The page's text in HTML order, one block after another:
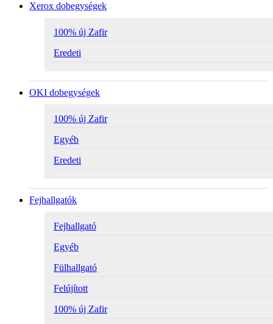
Xerox dobegységek
100% új Zafir
Eredeti
OKI dobegységek
100% új Zafir
Egyéb
Eredeti
Fejhallgatók
Fejhallgató
Egyéb
Fülhallgató
Felújított
100% új Zafir